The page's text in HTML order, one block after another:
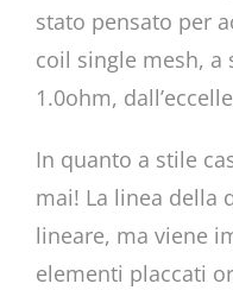
stato pensato per
coil single mesh, a
1.0ohm,
In quanto a stile
mai! La linea della
lineare, ma viene
elementi placcati